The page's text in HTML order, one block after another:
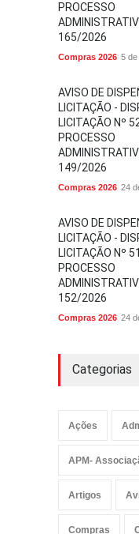
PROCESSO
165/2026
Compras 2026 5
AVISO DE
LICITAÇÃO -
LICITAÇÃO Nº
PROCESSO
149/2026
Compras 2026 24
AVISO DE
LICITAÇÃO -
LICITAÇÃO Nº
PROCESSO
152/2026
Compras 2026 24
Categorias
Ações
APM-
Artigos
Compras